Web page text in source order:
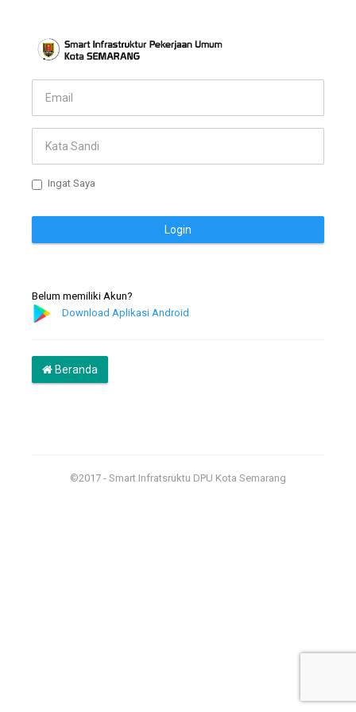
Ingat Saya
Login
Belum memiliki Akun?
Download Aplikasi Android
Beranda
©2017 - Smart Infratsruktu DPU Kota Semarang